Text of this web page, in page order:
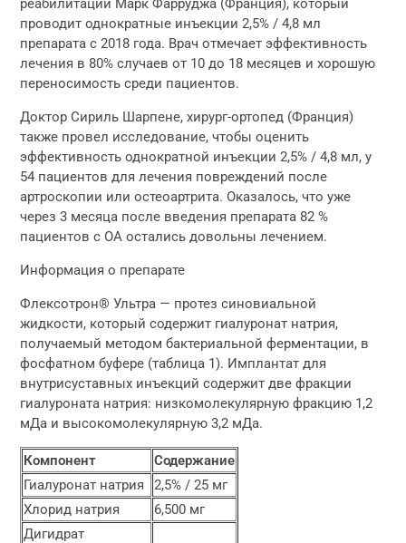
реабилитации Марк Фарруджа (Франция), который
проводит однократные инъекции 2,5% / 4,8 мл
препарата с 2018 года. Врач отмечает эффективность
лечения в 80% случаев от 10 до 18 месяцев и хорошую
переносимость среди пациентов.
Доктор Сириль Шарпене, хирург-ортопед (Франция)
также провел исследование, чтобы оценить
эффективность однократной инъекции 2,5% / 4,8 мл, у
54 пациентов для лечения повреждений после
артроскопии или остеоартрита. Оказалось, что уже
через 3 месяца после введения препарата 82 %
пациентов с ОА остались довольны лечением.
Информация о препарате
Флексотрон® Ультра — протез синовиальной
жидкости, который содержит гиалуронат натрия,
получаемый методом бактериальной ферментации, в
фосфатном буфере (таблица 1). Имплантат для
внутрисуставных инъекций содержит две фракции
гиалуроната натрия: низкомолекулярную фракцию 1,2
мДа и высокомолекулярную 3,2 мДа.
Компонент
Содержание
Гиалуронат натрия
2,5% / 25 мг
Хлорид натрия
6,500 мг
Дигидрат